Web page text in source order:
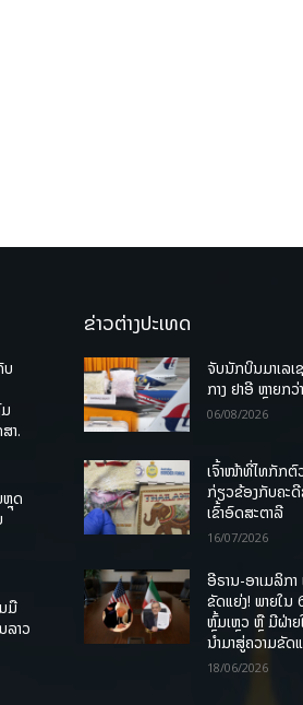
ບ
າ.
ຫຼຸດ
ມື
ລາວ
ຂ່າວຕ່າງປະເທດ
ຈັບນັກບິນມາເລເ
ກາງ ຢາອີ ຫຼາຍກ
06/08/2026
ເຈົ້າໜ້າທີ່ໄທກັກ
ກ່ຽວຂ້ອງກັບຄະ
ເຂົ້າອົດສະຕາລີ
16/07/2026
ອີຣານ-ອາເມລິກາ
ຂັດແຍ່ງ! ພາຍໃນ
ຫຼົ້ມເຫຼວ ຫຼື ມີຝ່າ
ນໍາມາສູ່ຄວາມຂັດ
18/06/2026